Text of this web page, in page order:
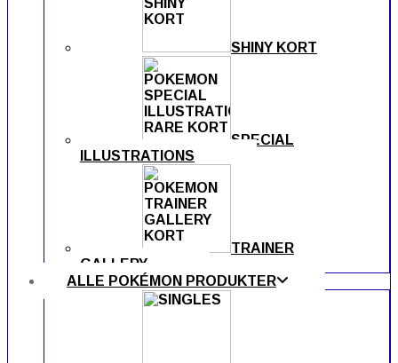
SHINY KORT
SPECIAL
ILLUSTRATIONS
TRAINER
GALLERY
ALLE POKÉMON PRODUKTER